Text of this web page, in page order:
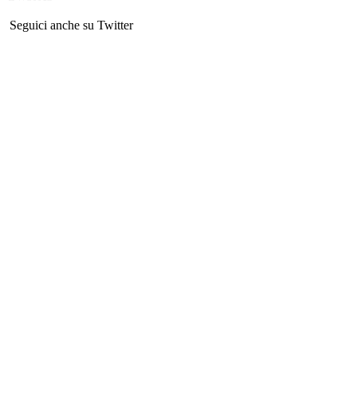
Seguici anche su Twitter